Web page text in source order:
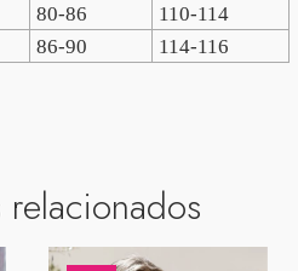
80-86
110-114
86-90 114-116
relacionados